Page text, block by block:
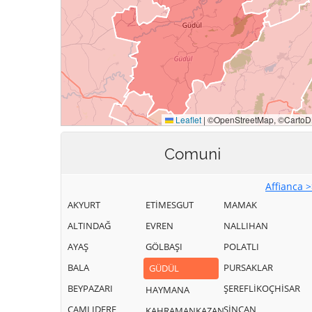
Comuni
Affianca
AKYURT
ALTINDAĞ
AYAŞ
BALA
BEYPAZARI
ÇAMLIDERE
ETİMESGUT
EVREN
GÖLBAŞI
GÜDÜL
HAYMANA
MAMAK
NALLIHAN
POLATLI
PURSAKLAR
ŞEREFLİKOÇHİSAR
SİNCAN